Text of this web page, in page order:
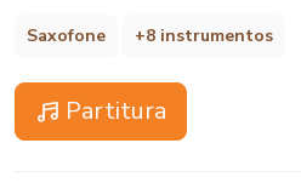
Saxofone +8 instrumentos
Partitura